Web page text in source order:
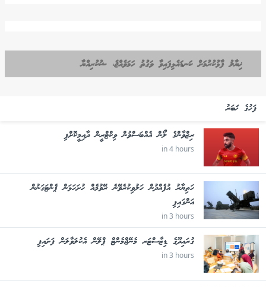
ޚިޔާލު ފާޅުކުރުމަށް ކަނޑައެޅިފައިވާ ވަގުތު ހަމަވެއްޖެ، ޝުކުރިއްޔާ
ފަހުގެ ޚަބަރު
ރިޒްވާންގެ ލޯން އެއްބަސްވުން ވިކްޓްރީން ދާއިމީކޮށްފި
in 4 hours
ހަތިޔާރު އުފެއްދުން ހަލުވިކުރެވޭނެ ރޭވުމެއް ހުށަހަޅަން ޕެންޓަގަނުން
އަންގައިފި
in 3 hours
ގުރައިދޫގެ ޑިޒާސްޓަރ މެނޭޖްމެންޓް ޕްލޭން އެކުލަވާލަން ފަށައިފި
in 3 hours